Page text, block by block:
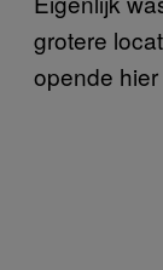
grotere
opende hier